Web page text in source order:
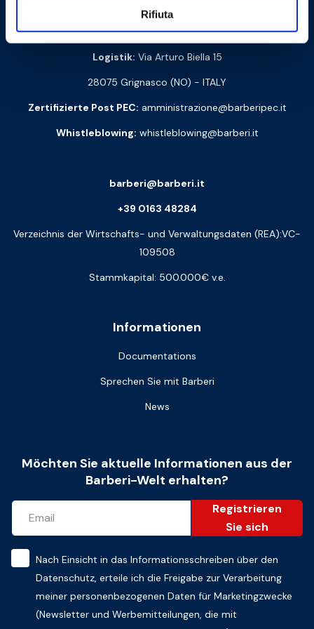
Rifiuta
Via Monte Fenera, 7 - 13018 Valduggia (VC) - ITALIEN
Logistik: Via Arturo Biella 15
28075 Grignasco (NO) - ITALY
Zertifizierte Post PEC: amministrazione@barberipec.it
Whistleblowing: whistleblowing@barberi.it
Informationen
Documentations
Sprechen Sie mit Barberi
News
barberi@barberi.it
+39 0163 48284
Verzeichnis der Wirtschafts- und Verwaltungsdaten (REA):VC-
109508
Stammkapital: 500.000€ v.e.
Möchten Sie aktuelle Informationen aus der
Barberi-Welt erhalten?
Registrieren
Sie sich
Nach Einsicht in das Informationsschreiben über den
Datenschutz, erteile ich die Freigabe zur Verarbeitung
meiner personenbezogenen Daten für Marketingzwecke
(Newsletter und Werbemitteilungen, die mit